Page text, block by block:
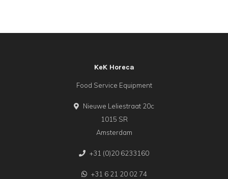
KeK Horeca
Food Service Equipment
Nieuwe Leliestraat 20c
1015 SR
Amsterdam
+31 (0)20 6233160
+31 6 21 20 02 74